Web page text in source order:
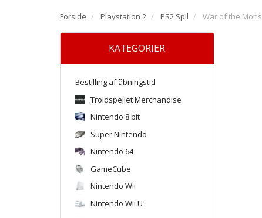
Forside Playstation 2 PS2 Spil War of the
KATEGORIER
Bestilling af åbningstid
Troldspejlet Merchandise
Nintendo 8 bit
Super Nintendo
Nintendo 64
GameCube
Nintendo Wii
Nintendo Wii U